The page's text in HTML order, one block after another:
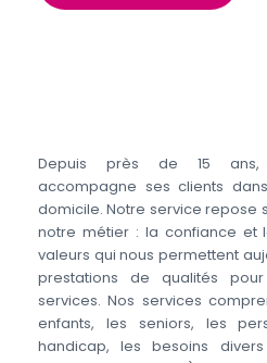
Depuis près de 15 ans,
accompagne ses clients
domicile. Notre service repose
notre métier : la confiance et
valeurs qui nous permettent
prestations de qualités
services. Nos services
enfants, les seniors, les
handicap, les besoins